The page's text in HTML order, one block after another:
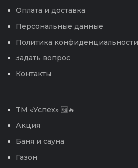
Оплата и доставка
Персональные данные
Политика конфиденциальности
Задать вопрос
Контакты
TM «Успех» 🆕🔥
Акция
Баня и сауна
Газон